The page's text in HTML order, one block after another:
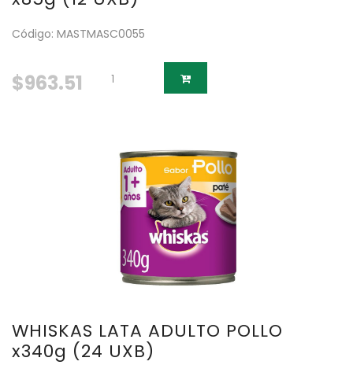
Código: MASTMASC0055
$963.51
WHISKAS LATA ADULTO POLLO
x340g (24 UXB)